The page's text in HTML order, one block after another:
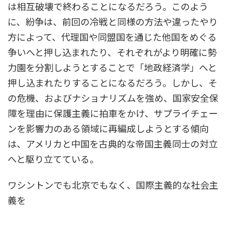
は相互破壊で終わることになるだろう。このよう
に、紛争は、前回の冷戦と同様の方法や違ったやり
方によって、代理国や同盟国を通じた他国をめぐる
争いへと押し込まれたり、それぞれがより明確に勢
力園を分割しようとすることで「地政経済学」へと
押し込まれたりすることになるだろう。しかし、そ
の危機、およびナショナリズムを強め、国家安全保
障を理由に保護主義に拍車をかけ、サプライチェー
ンを影響力のある領域に再編成しようとする傾向
は、アメリカと中国を古典的な帝国主義同士の対立
へと駆り立てている。
ワシントンでも北京でもなく、国際主義的な社会主
義を